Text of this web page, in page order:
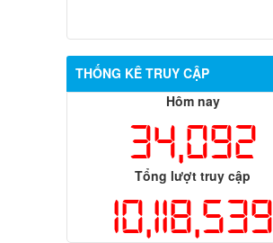
THỐNG KÊ TRUY CẬP
Hôm nay
34,092
Tổng lượt truy cập
10,118,539